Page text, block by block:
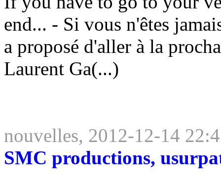
end... - Si vous n'êtes
a proposé d'aller à la
Laurent Ga(...)
nouvelles, 2012-12-14
SMC productions,